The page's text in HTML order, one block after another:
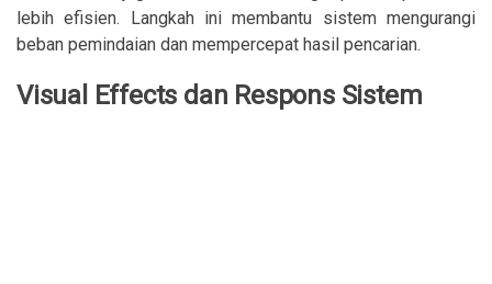
lebih efisien. Langkah ini membantu sistem mengurangi
beban pemindaian dan mempercepat hasil pencarian.
Visual Effects dan Respons Sistem